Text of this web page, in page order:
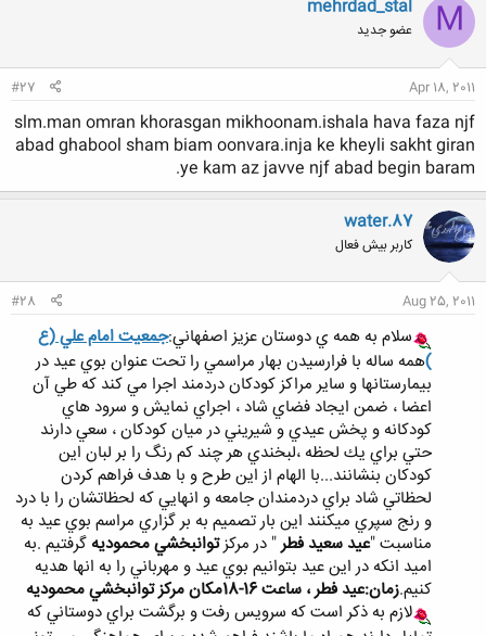
ش
ه
ا
M
mehrdad_stal
عضو جدید
Apr 18, 2011
#27
slm.man omran khorasgan mikhoonam.ishala hava faza njf
abad ghabool sham biam oonvara.inja ke kheyli sakht giran
ye kam az javve njf abad begin baram.
water.87
کاربر بیش فعال
Aug 25, 2011
#28
سلام به همه ي دوستان عزيز اصفهاني:جمعيت امام علي (ع
)همه ساله با فرارسيدن بهار مراسمي را تحت عنوان بوي عيد در
بيمارستانها و ساير مراكز كودكان دردمند اجرا مي كند كه طي آن
اعضا ، ضمن ايجاد فضاي شاد ، اجراي نمايش و سرود هاي
كودكانه و پخش عيدي و شيريني در ميان كودكان ، سعي دارند
حتي براي يك لحظه ،لبخندي هر چند كم رنگ را بر لبان اين
كودكان بنشانند...با الهام از اين طرح و با هدف فراهم كردن
لحظاتي شاد براي دردمندان جامعه و انهايي كه لحظاتشان را با درد
و رنج سپري ميكنند اين بار تصميم به بر گزاري مراسم بوي عيد به
مناسبت "عيد سعيد فطر" در مركزتوانبخشي محموديه گرفتيم .به
اميد انكه در اين عيد بتوانيم بوي عيد و مهرباني را به انها هديه
كنيم.زمان:عيد فطر ، ساعت 16-18مكان مركز توانبخشي محموديه
لازم به ذكر است كه سرويس رفت و برگشت براي دوستاني كه